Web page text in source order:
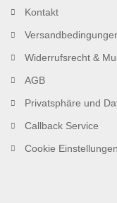
Kontakt
Widerrufsrecht &
AGB
Privatsphäre und
Callback Service
Cookie Einstellungen